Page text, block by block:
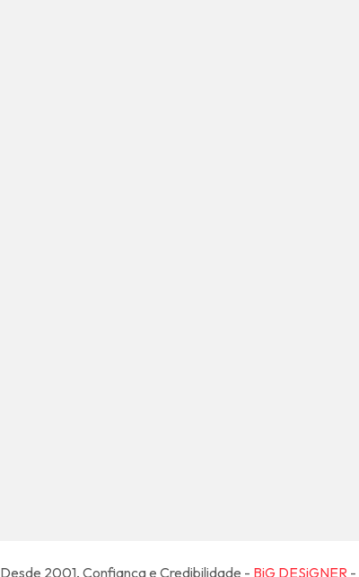
Desde 2001, Confiança e Credibilidade - BiG DESiGNER -